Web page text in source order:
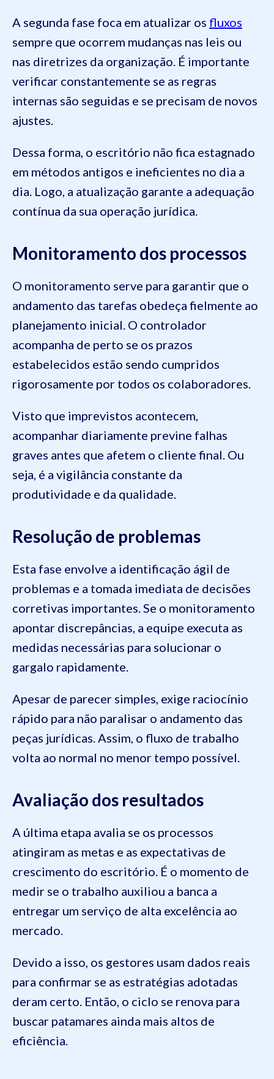
A segunda fase foca em atualizar os fluxos
sempre que ocorrem mudanças nas leis ou
nas diretrizes da organização. É importante
verificar constantemente se as regras
internas são seguidas e se precisam de novos
ajustes.
Dessa forma, o escritório não fica estagnado
em métodos antigos e ineficientes no dia a
dia. Logo, a atualização garante a adequação
contínua da sua operação jurídica.
Monitoramento dos processos
O monitoramento serve para garantir que o
andamento das tarefas obedeça fielmente ao
planejamento inicial. O controlador
acompanha de perto se os prazos
estabelecidos estão sendo cumpridos
rigorosamente por todos os colaboradores.
Visto que imprevistos acontecem,
acompanhar diariamente previne falhas
graves antes que afetem o cliente final. Ou
seja, é a vigilância constante da
produtividade e da qualidade.
Resolução de problemas
Esta fase envolve a identificação ágil de
problemas e a tomada imediata de decisões
corretivas importantes. Se o monitoramento
apontar discrepâncias, a equipe executa as
medidas necessárias para solucionar o
gargalo rapidamente.
Apesar de parecer simples, exige raciocínio
rápido para não paralisar o andamento das
peças jurídicas. Assim, o fluxo de trabalho
volta ao normal no menor tempo possível.
Avaliação dos resultados
A última etapa avalia se os processos
atingiram as metas e as expectativas de
crescimento do escritório. É o momento de
medir se o trabalho auxiliou a banca a
entregar um serviço de alta excelência ao
mercado.
Devido a isso, os gestores usam dados reais
para confirmar se as estratégias adotadas
deram certo. Então, o ciclo se renova para
buscar patamares ainda mais altos de
eficiência.